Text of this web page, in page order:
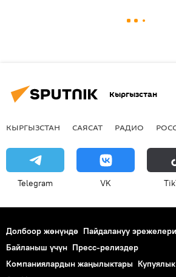
Кыргызстан
КЫРГЫЗСТАН САЯСАТ РАДИО
Telegram VK
Долбоор жөнүндө Пайдалануу эрежелери
Байланыш үчүн Пресс-релиздер
Компаниялардын жаңылыктары